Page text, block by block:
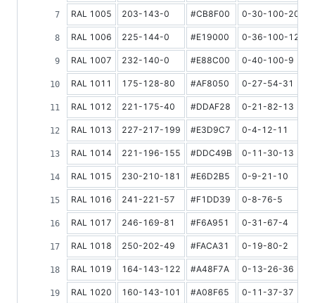
RAL 1005 203-143-0 #CB8F00 0-30-100-20
RAL 1006 225-144-0 #E19000 0-36-100-12
RAL 1007 232-140-0 #E88C00 0-40-100-9
RAL 1011 175-128-80 #AF8050 0-27-54-31
RAL 1012 221-175-40 #DDAF28 0-21-82-13
RAL 1013 227-217-199 #E3D9C7 0-4-12-11
RAL 1014 221-196-155 #DDC49B 0-11-30-13
RAL 1015 230-210-181 #E6D2B5 0-9-21-10
RAL 1016 241-221-57 #F1DD39 0-8-76-5
RAL 1017 246-169-81 #F6A951 0-31-67-4
RAL 1018 250-202-49 #FACA31 0-19-80-2
RAL 1019 164-143-122 #A48F7A 0-13-26-36
RAL 1020 160-143-101 #A08F65 0-11-37-37